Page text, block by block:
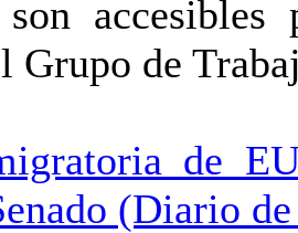
Grupo de
de
(Diario